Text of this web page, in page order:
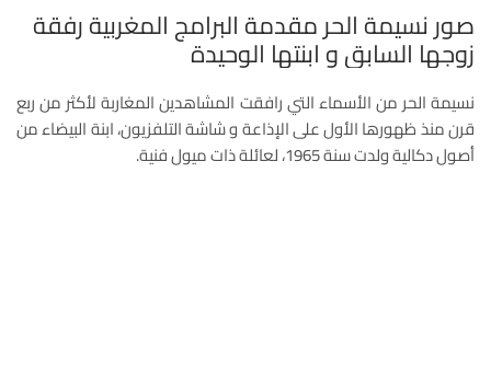
صور نسيمة الحر مقدمة البرامج المغربية رفقة
زوجها السابق و ابنتها الوحيدة
نسيمة الحر من الأسماء التي رافقت المشاهدين المغاربة لأكثر من ربع
قرن منذ ظهورها الأول على الإذاعة و شاشة التلفزيون، ابنة البيضاء من
أصول دكالية ولدت سنة 1965، لعائلة ذات ميول فنية.